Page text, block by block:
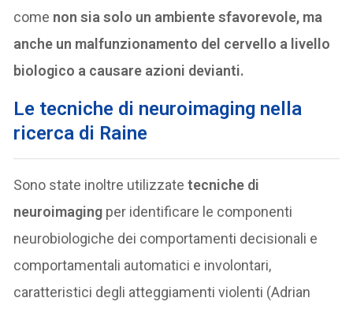
come non sia solo un ambiente sfavorevole, ma
anche un malfunzionamento del cervello a livello
biologico a causare azioni devianti.
Le tecniche di neuroimaging nella
ricerca di Raine
Sono state inoltre utilizzatetecniche di
neuroimaging per identificare le componenti
neurobiologiche dei comportamenti decisionali e
comportamentali automatici e involontari,
caratteristici degli atteggiamenti violenti (Adrian